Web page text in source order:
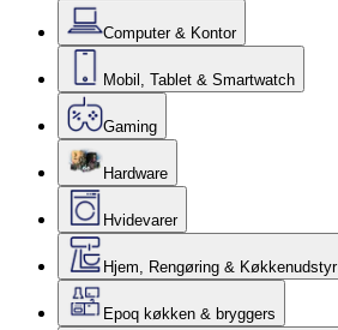
Computer & Kontor
Mobil, Tablet & Smartwatch
Gaming
Hardware
Hvidevarer
Hjem, Rengøring & Køkkenudstyr
Epoq køkken & bryggers